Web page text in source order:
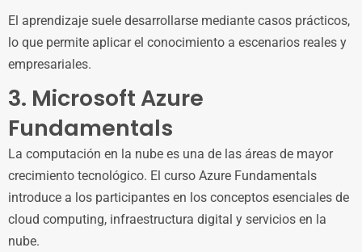
El aprendizaje suele desarrollarse mediante casos prácticos,
lo que permite aplicar el conocimiento a escenarios reales y
empresariales.
3. Microsoft Azure
Fundamentals
La computación en la nube es una de las áreas de mayor
crecimiento tecnológico. El curso Azure Fundamentals
introduce a los participantes en los conceptos esenciales de
cloud computing, infraestructura digital y servicios en la
nube.